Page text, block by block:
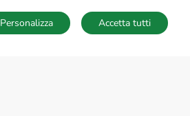
SALVA RICERCA
Accetta tutti
Personalizza